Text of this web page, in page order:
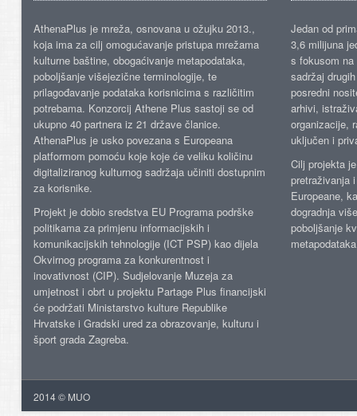
AthenaPlus je mreža, osnovana u ožujku 2013.,
koja ima za cilj omogućavanje pristupa mrežama
kulturne baštine, obogaćivanje metapodataka,
poboljšanje višejezične terminologije, te
prilagođavanje podataka korisnicima s različitim
potrebama. Konzorcij Athene Plus sastoji se od
ukupno 40 partnera iz 21 države članice.
AthenaPlus je usko povezana s Europeana
platformom pomoću koje koje će veliku količinu
digitaliziranog kulturnog sadržaja učiniti dostupnim
za korisnike.
Projekt je dobio sredstva EU Programa podrške
politikama za primjenu informacijskih i
komunikacijskih tehnologije (ICT PSP) kao dijela
Okvirnog programa za konkurentnost i
inovativnost (CIP). Sudjelovanje Muzeja za
umjetnost i obrt u projektu Partage Plus financijski
će podržati Ministarstvo kulture Republike
Hrvatske i Gradski ured za obrazovanje, kulturu i
šport grada Zagreba.
Jedan od
3,6 milijuna
s fokusom
sadržaj
posredni
arhivi,
organizacije,
uključen i
Cilj projekta
pretraživanja
Europeane,
dogradnja
poboljšanje
2014 © MUO